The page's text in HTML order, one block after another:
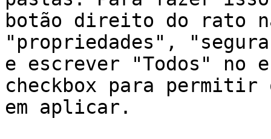
botão direito do rato
"propriedades",
e escrever "Todos" no
checkbox para
em aplicar.